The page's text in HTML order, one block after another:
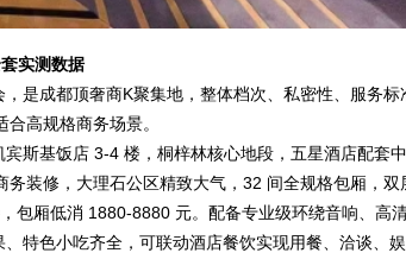
实测数据
是成都顶奢商K聚集地，整体档次、私密性、服务标
高规格商务场景。
斯基饭店 3-4 楼，桐梓林核心地段，五星酒店配套
装修，大理石公区精致大气，32 间全规格包厢，双
包厢低消 1880-8880 元。配备专业级环绕音响、高
特色小吃齐全，可联动酒店餐饮实现用餐、洽谈、